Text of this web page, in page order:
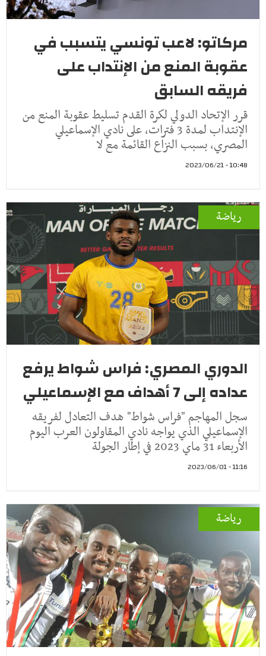
مركاتو: لاعب تونسي يتسبب في
عقوبة المنع من الإنتداب على
فريقه السابق
قرر الإتحاد الدولي لكرة القدم تسليط عقوبة المنع من
الإنتداب لمدة 3 فترات، على نادي الإسماعيلي
المصري، بسبب النزاع القائمة مع لا
10:48 - 2023/06/21
رياضة
الدوري المصري: فراس شواط يرفع
عداده إلى 7 أهداف مع الإسماعيلي
سجل المهاجم "فراس شواط" هدف التعادل لفريقه
الإسماعيلي الذي يواجه نادي المقاولون العرب اليوم
الأربعاء 31 ماي 2023 في إطار الجولة
11:16 - 2023/06/01
رياضة